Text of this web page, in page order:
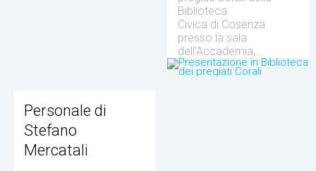
Biblioteca
Civica di Cosenza
presso la sala
dell'Accademia,...
Personale di
Stefano
Mercatali